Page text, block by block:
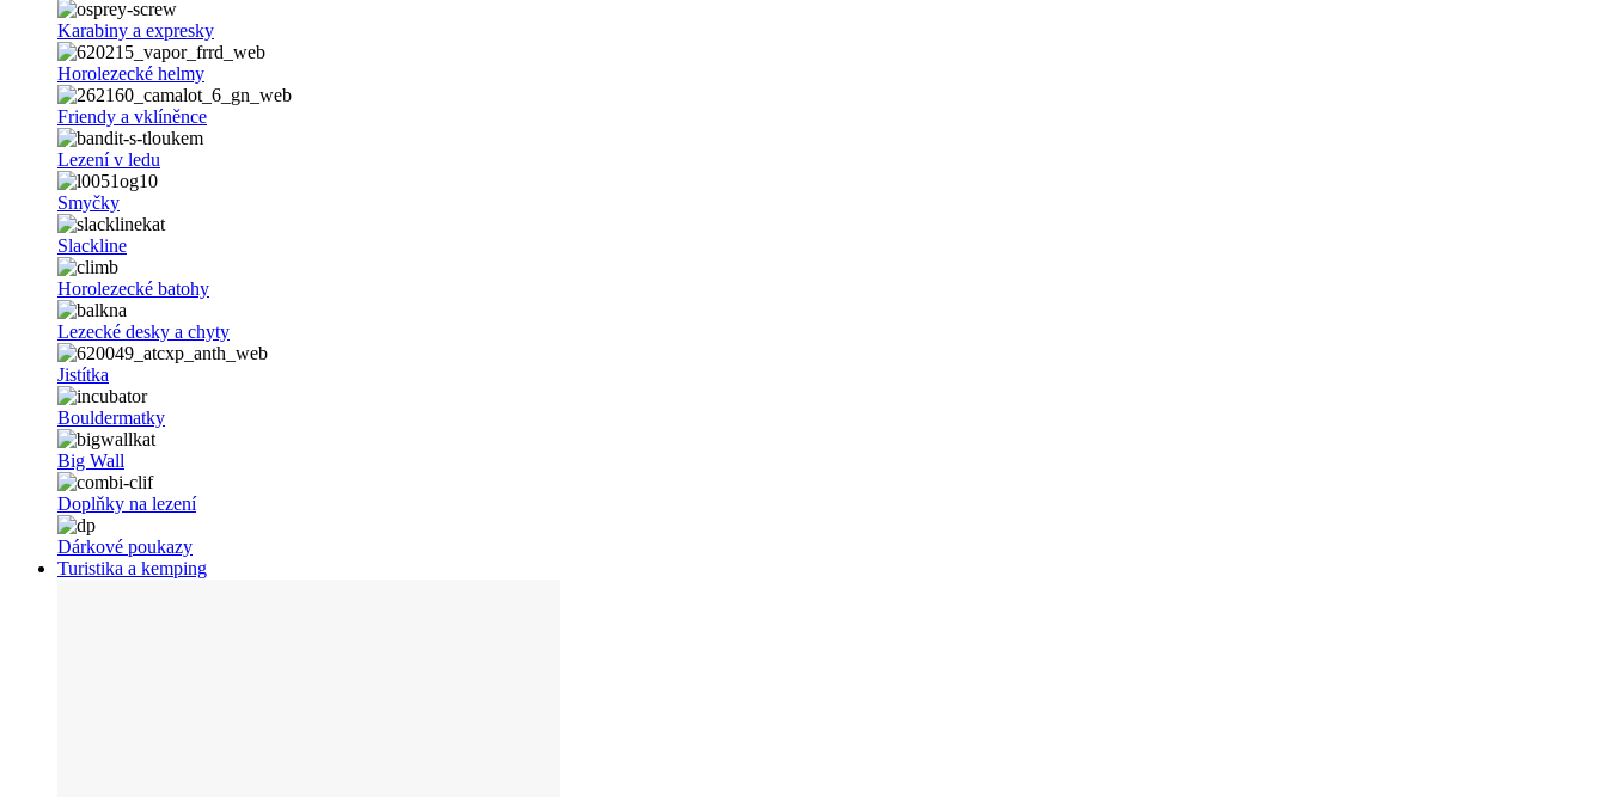
Karabiny a expresky
Horolezecké helmy
Friendy a vklíněnce
Lezení v ledu
Smyčky
Slackline
Horolezecké batohy
Lezecké desky a chyty
Jistítka
Bouldermatky
Big Wall
Doplňky na lezení
Dárkové poukazy
Turistika a kemping